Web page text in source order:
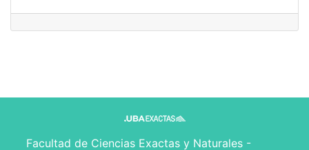
Facultad de Ciencias Exactas y Naturales -